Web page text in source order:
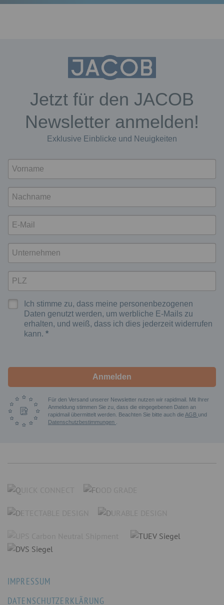
Jetzt für den JACOB
Newsletter anmelden!
Exklusive Einblicke und Neuigkeiten
Ich stimme zu, dass meine personenbezogenen
Daten genutzt werden, um werbliche E-Mails zu
erhalten, und weiß, dass ich dies jederzeit widerrufen
kann.
Anmelden
Für den Versand unserer Newsletter nutzen wir rapidmail. Mit Ihrer
Anmeldung stimmen Sie zu, dass die eingegebenen Daten an
rapidmail übermittelt werden. Beachten Sie bitte auch dieAGB und
Datenschutzbestimmungen
IMPRESSUM
DATENSCHUTZERKLÄRUNG